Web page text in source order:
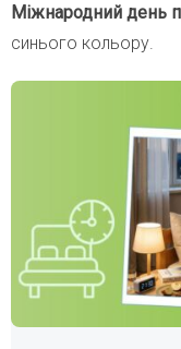
Міжнародний день
синього кольору.